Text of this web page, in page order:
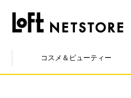
コスメ＆ビューティー